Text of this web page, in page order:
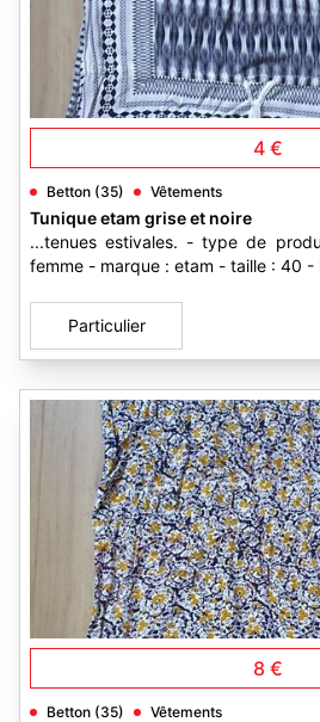
4 €
Betton (35) Vêtements
Tunique etam grise et noire
...tenues estivales. - type de
femme - marque : etam - taille : 40
Particulier
8 €
Betton (35) Vêtements